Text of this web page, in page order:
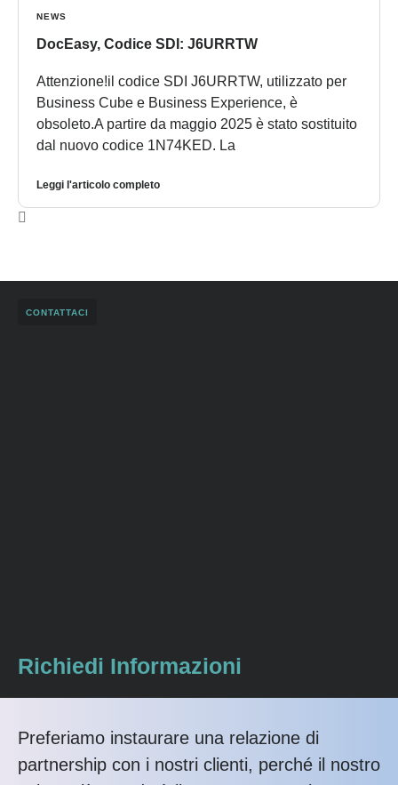
NEWS
DocEasy, Codice SDI: J6URRTW
Attenzione!il codice SDI J6URRTW, utilizzato per
Business Cube e Business Experience, è
obsoleto.A partire da maggio 2025 è stato sostituito
dal nuovo codice 1N74KED. La
Leggi l'articolo completo
CONTATTACI
Richiedi Informazioni
Preferiamo instaurare una relazione di
partnership con i nostri clienti, perché il nostro